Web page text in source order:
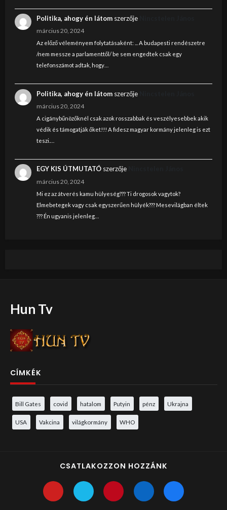
Politika, ahogy én látomszerzője
március 20, 2024
Az előző véleményem folytatásaként: ... A budapesti rendészetre
/nem messze a parlamenttől/ be sem engedtek csak egy
telefonszámot adtak, hogy…
Politika, ahogy én látomszerzője
március 20, 2024
A cigánybűnözőknél csak azok rosszabbak és veszélyesebbek akik
védik és támogatják őket!!! A fidesz magyar kormány jelenleg is ezt
teszi.…
EGY KIS ÚTMUTATÓszerzője
március 20, 2024
Mi ez az átverés kamu hülyeség??? Ti drogosok vagytok?
Elmebetegek vagy csak egyszerűen hülyék??? Mesevilágban éltek
??? Én ugyanis jelenleg…
Hun Tv
CÍMKÉK
Bill Gates covid hatalom Putyin pénz Ukrajna
USA Vakcina világkormány WHO
CSATLAKOZZON HOZZÁNK